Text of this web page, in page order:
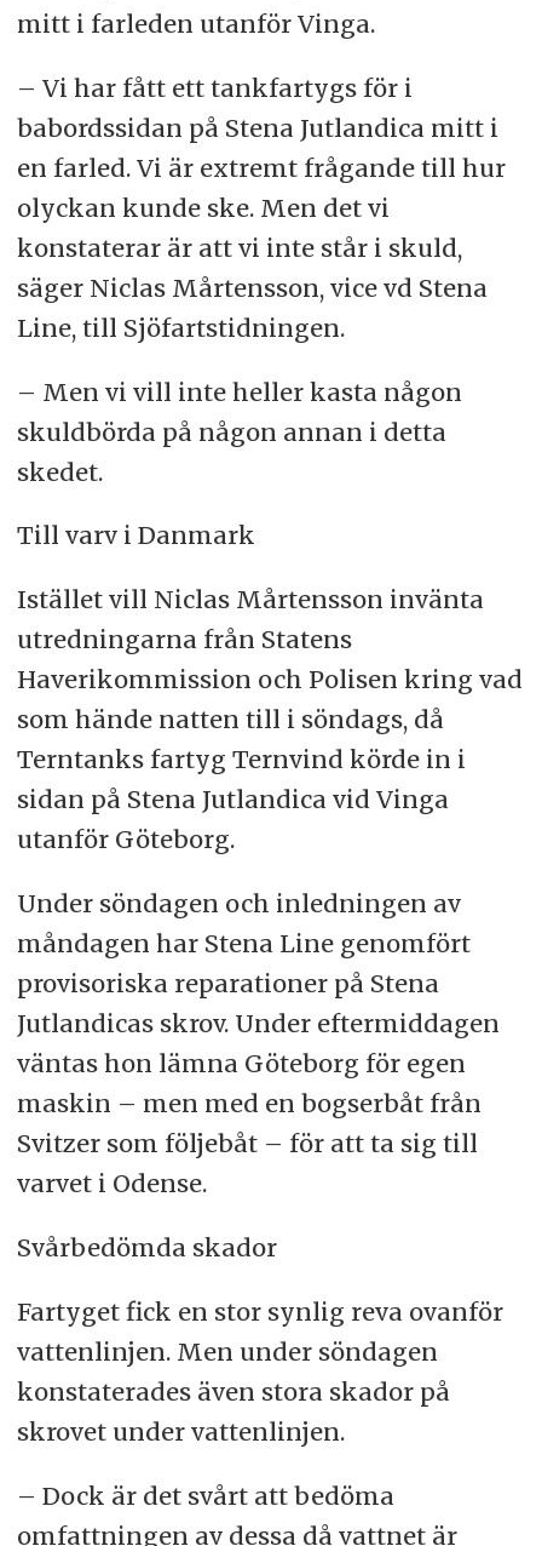
mitt i farleden utanför Vinga.
– Vi har fått ett tankfartygs för i
babordssidan på Stena Jutlandica mitt i
en farled. Vi är extremt frågande till hur
olyckan kunde ske. Men det vi
konstaterar är att vi inte står i skuld,
säger Niclas Mårtensson, vice vd Stena
Line, till Sjöfartstidningen.
– Men vi vill inte heller kasta någon
skuldbörda på någon annan i detta
skedet.
Till varv i Danmark
Istället vill Niclas Mårtensson invänta
utredningarna från Statens
Haverikommission och Polisen kring vad
som hände natten till i söndags, då
Terntanks fartyg Ternvind körde in i
sidan på Stena Jutlandica vid Vinga
utanför Göteborg.
Under söndagen och inledningen av
måndagen har Stena Line genomfört
provisoriska reparationer på Stena
Jutlandicas skrov. Under eftermiddagen
väntas hon lämna Göteborg för egen
maskin – men med en bogserbåt från
Svitzer som följebåt – för att ta sig till
varvet i Odense.
Svårbedömda skador
Fartyget fick en stor synlig reva ovanför
vattenlinjen. Men under söndagen
konstaterades även stora skador på
skrovet under vattenlinjen.
– Dock är det svårt att bedöma
omfattningen av dessa då vattnet är